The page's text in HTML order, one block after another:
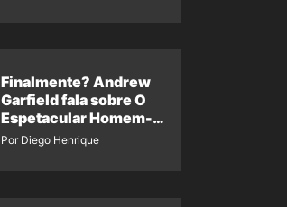
Finalmente? Andrew
Garfield fala sobre O
Espetacular Homem-
Aranha 3
Por Diego Henrique